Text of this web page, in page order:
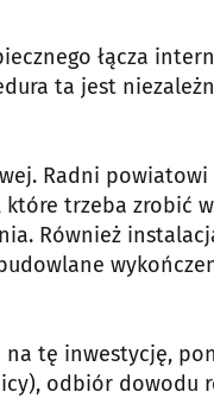
łącza
ta jest
Radni
które trzeba zrobić
Również
na tę inwestycję,
odbiór dowodu